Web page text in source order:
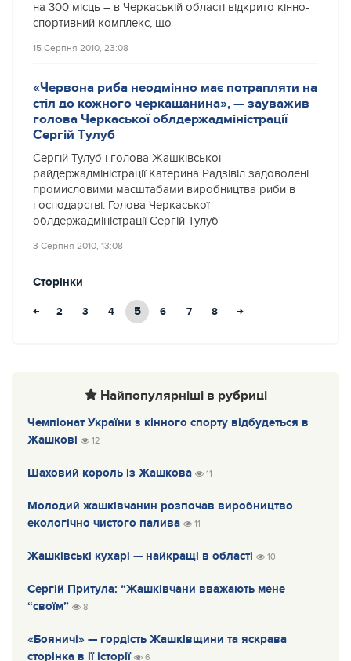
на 300 місць – в Черкаській області відкрито кінно-
спортивний комплекс, що
15 Серпня 2010, 23:08
«Червона риба неодмінно має потрапляти на
стіл до кожного черкащанина», — зауважив
голова Черкаської облдержадміністрації
Сергій Тулуб
Сергій Тулуб і голова Жашківської
райдержадміністрації Катерина Радзівіл задоволені
промисловими масштабами виробництва риби в
господарстві. Голова Черкаської
облдержадміністрації Сергій Тулуб
3 Серпня 2010, 13:08
Сторінки
← 2 3 4 5 6 7 8 →
Найпопулярніші в рубриці
Чемпіонат України з кінного спорту відбудеться в
Жашкові
12
Шаховий король із Жашкова 11
Молодий жашківчанин розпочав виробництво
екологічно чистого палива
11
Жашківські кухарі — найкращі в області 10
Сергій Притула: “Жашківчани вважають мене
“своїм”
8
«Бояничі» — гордість Жашківщини та яскрава
сторінка в ії історії
6